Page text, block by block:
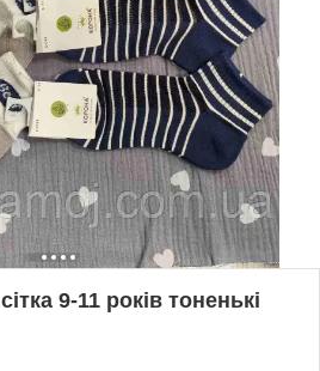
9-11 років тоненькі